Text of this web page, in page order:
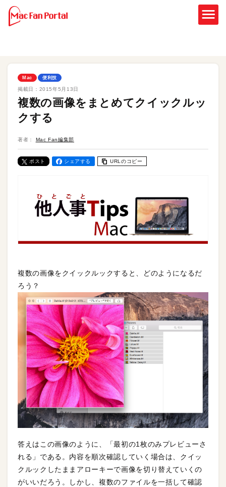
Mac 便利技
掲載日： 2015年5月13日
複数の画像をまとめてクイックルッ
クする
著者： Mac Fan編集部
ポスト シェアする URLのコピー
複数の画像をクイックルックすると、どのようになるだ
ろう？
答えはこの画像のように、「最初の1枚のみプレビューさ
れる」である。内容を順次確認していく場合は、クイッ
クルックしたままアローキーで画像を切り替えていくの
がいいだろう。しかし、複数のファイルを一括して確認